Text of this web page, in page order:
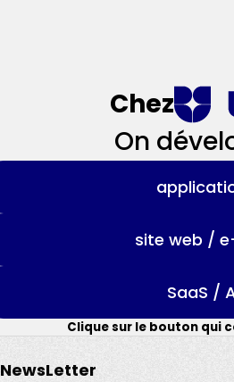
Chez
On
site web /
SaaS /
Clique sur le bouton qui
NewsLetter